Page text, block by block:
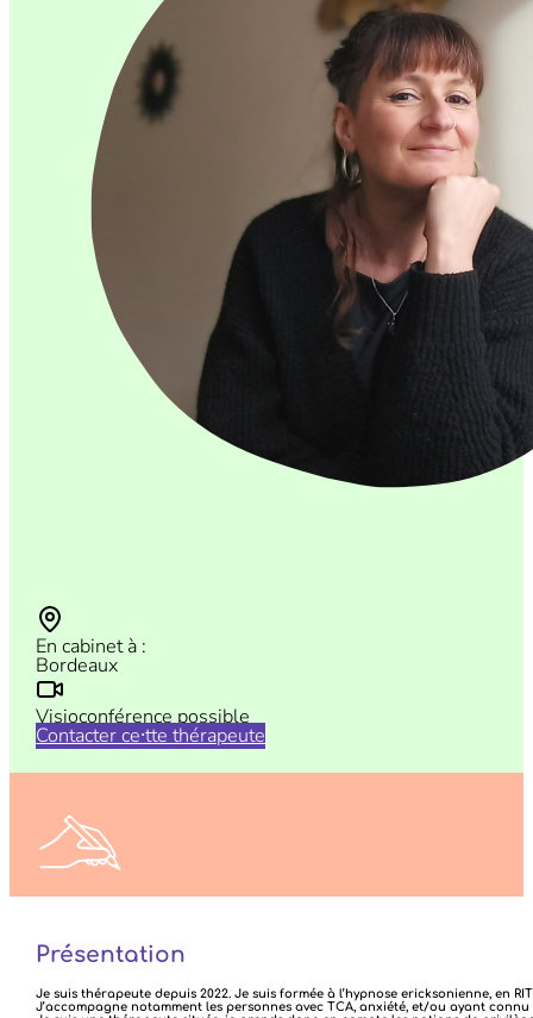
En cabinet à :
Bordeaux
Visioconférence possible
Contacter ce⸱tte thérapeute
Présentation
Je suis thérapeute depuis 2022. Je suis formée à l’hypnose ericksonienne, en
J’accompagne notamment les personnes avec TCA, anxiété, et/ou ayant connu